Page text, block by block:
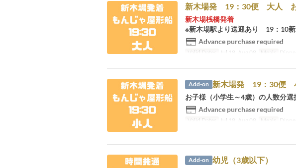
新木場発 19：30便 大人 お
新木場桟橋発着
※新木場駅より送迎あり 19：10
Advance purchase required
Valid Dates Jul 18, Aug 08 Meals
Add-on 新木場発 19：30便
お子様（小学生～4歳）の人数分選
Advance purchase required
Valid Dates Jul 18, Aug 08 Meals
Add-on 幼児（3歳以下）